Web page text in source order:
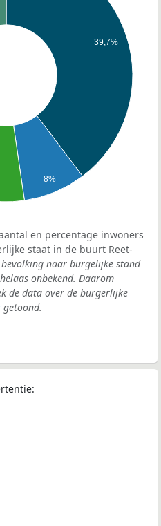
39,7%
8%
en percentage inwoners
staat in de buurt Reet-
naar burgelijke stand
onbekend. Daarom
de data over de burgerlijke
getoond.